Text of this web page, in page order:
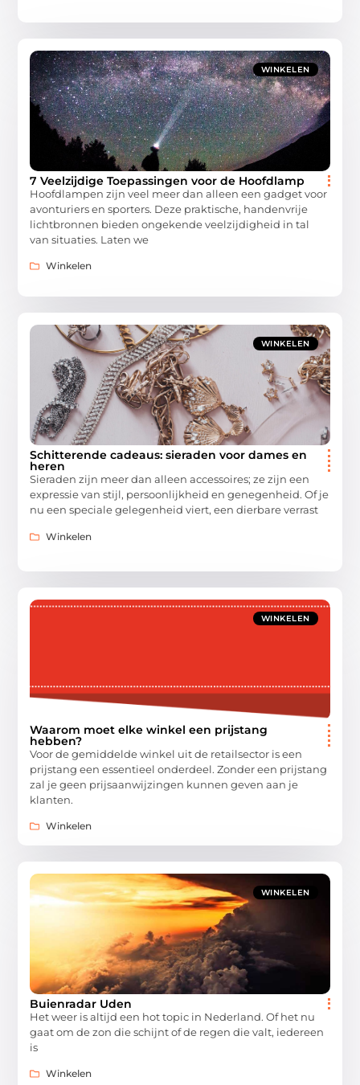
WINKELEN
7 Veelzijdige Toepassingen voor de Hoofdlamp
Hoofdlampen zijn veel meer dan alleen een gadget voor
avonturiers en sporters. Deze praktische, handenvrije
lichtbronnen bieden ongekende veelzijdigheid in tal
van situaties. Laten we
Winkelen
WINKELEN
Schitterende cadeaus: sieraden voor dames en
heren
Sieraden zijn meer dan alleen accessoires; ze zijn een
expressie van stijl, persoonlijkheid en genegenheid. Of je
nu een speciale gelegenheid viert, een dierbare verrast
Winkelen
WINKELEN
Waarom moet elke winkel een prijstang
hebben?
Voor de gemiddelde winkel uit de retailsector is een
prijstang een essentieel onderdeel. Zonder een prijstang
zal je geen prijsaanwijzingen kunnen geven aan je
klanten.
Winkelen
WINKELEN
Buienradar Uden
Het weer is altijd een hot topic in Nederland. Of het nu
gaat om de zon die schijnt of de regen die valt, iedereen
is
Winkelen